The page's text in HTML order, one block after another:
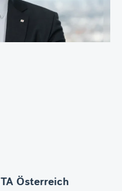
Österreich